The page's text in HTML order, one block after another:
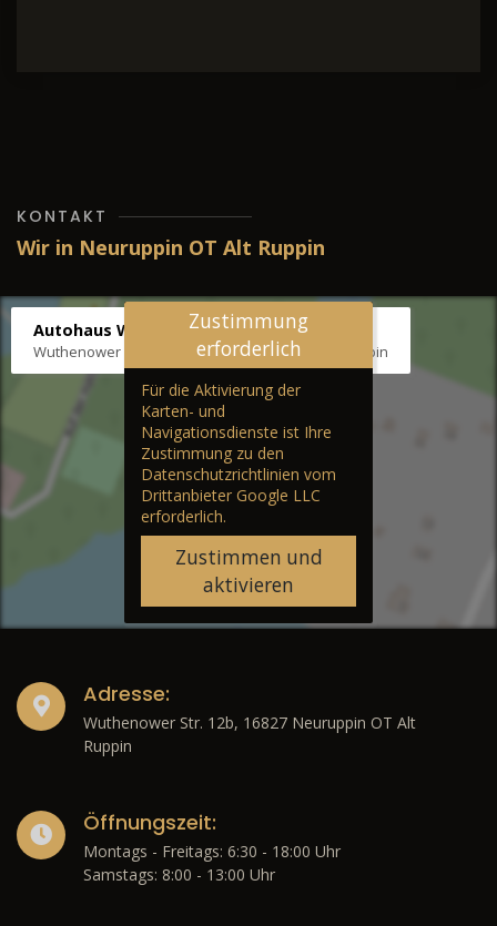
KONTAKT
Wir in Neuruppin OT Alt Ruppin
Autohaus Wernicke
Wuthenower Str. 12b, 16827 Neuruppin OT Alt Ruppin
Zustimmung
erforderlich
Für die Aktivierung der
Karten- und
Navigationsdienste ist Ihre
Zustimmung zu den
Datenschutzrichtlinien vom
Drittanbieter Google LLC
erforderlich.
Zustimmen und
aktivieren
Adresse:
Wuthenower Str. 12b, 16827 Neuruppin OT Alt
Ruppin
Öffnungszeit:
Montags - Freitags: 6:30 - 18:00 Uhr
Samstags: 8:00 - 13:00 Uhr